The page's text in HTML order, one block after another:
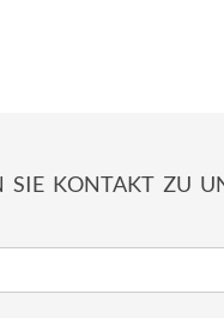
SIE KONTAKT ZU